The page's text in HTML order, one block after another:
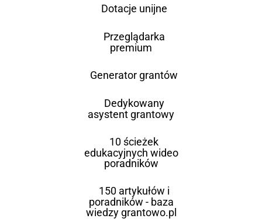
Dotacje unijne
Przeglądarka
premium
Generator grantów
Dedykowany
asystent grantowy
10 ścieżek
edukacyjnych wideo
poradników
150 artykułów i
poradników - baza
wiedzy grantowo.pl